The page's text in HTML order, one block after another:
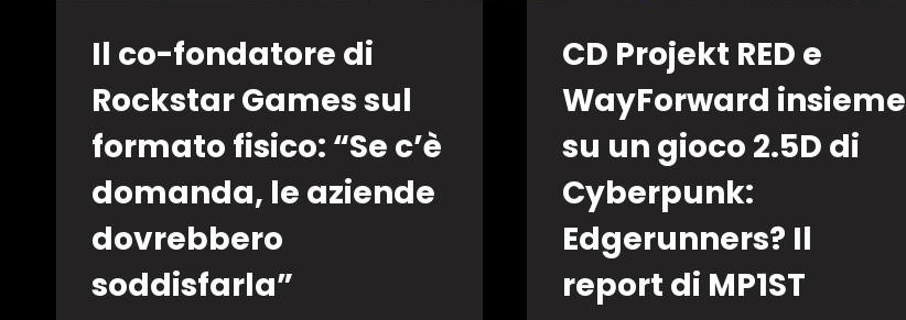
Il co-fondatore di
Rockstar Games sul
formato fisico: “Se c’è
domanda, le aziende
dovrebbero
soddisfarla”
CD Projekt RED e
WayForward insieme
su un gioco 2.5D di
Cyberpunk:
Edgerunners? Il
report di MP1ST